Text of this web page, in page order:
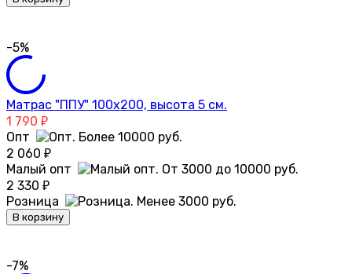
-5%
Матрас "ППУ" 100х200, высота 5 см.
1 790 ₽
Опт
2 060 ₽
Малый опт
2 330 ₽
Розница
В корзину
-7%